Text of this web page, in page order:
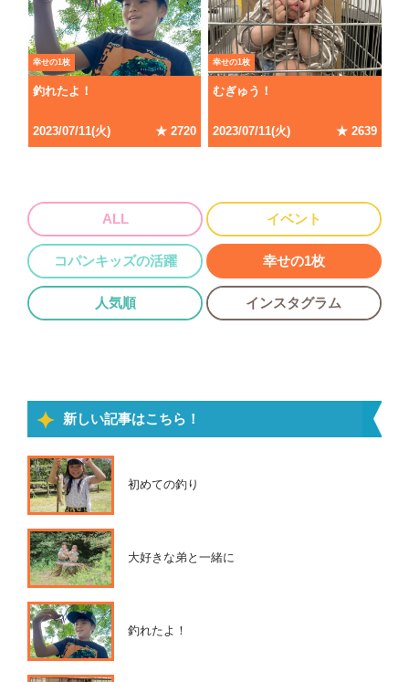
幸せの1枚
釣れたよ！
2023/07/11(火) ★ 2720
幸せの1枚
むぎゅう！
2023/07/11(火) ★ 2639
ALL イベント
コパンキッズの活躍 幸せの1枚
人気順 インスタグラム
新しい記事はこちら！
初めての釣り
大好きな弟と一緒に
釣れたよ！